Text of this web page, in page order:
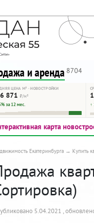
и аренда 8704
ЦЕНА М² · НОВОСТРОЙКИ
871 ₽/м²
за 12 мес.
↑
карта
Екатеринбурга Купить
5.04.2021 ,